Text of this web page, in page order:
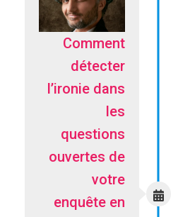
Comment
détecter
l’ironie dans
les
questions
ouvertes de
votre
enquête en